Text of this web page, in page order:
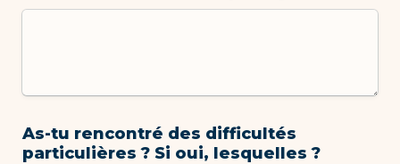
As-tu rencontré des difficultés
particulières ? Si oui, lesquelles ?